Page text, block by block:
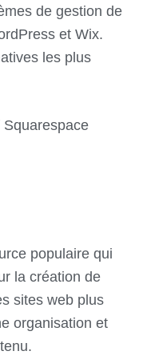
de gestion de
et Wix.
les plus
Squarespace
populaire qui
la création de
sites web plus
organisation et